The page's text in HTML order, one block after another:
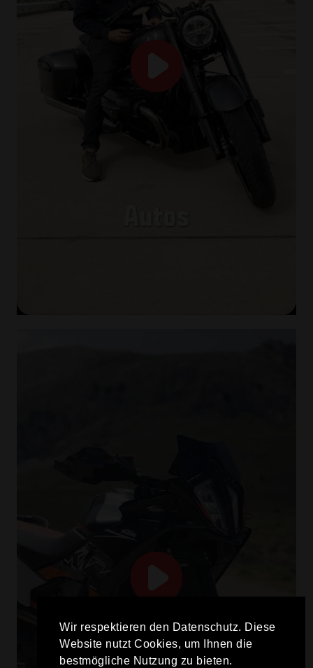
Wir respektieren den Datenschutz. Diese
Website nutzt Cookies, um Ihnen die
bestmögliche Nutzung zu bieten.